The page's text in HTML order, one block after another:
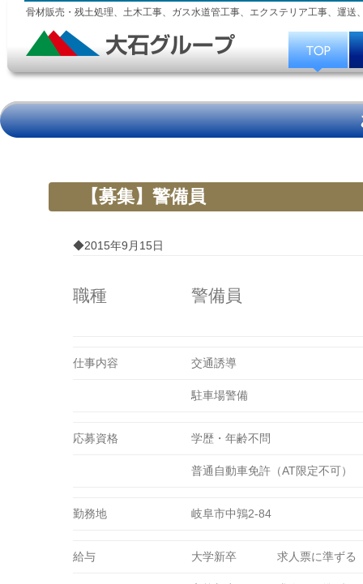
骨材販売・残土処理、土木工事、ガス水道管工事、エクステリア工事、運送
【募集】警備員
◆2015年9月15日
職種 警備員
仕事内容 交通誘導
駐車場警備
応募資格 学歴・年齢不問
普通自動車免許（AT限定不可）
勤務地 岐阜市中鶉2-84
給与 大学新卒 求人票に準ずる